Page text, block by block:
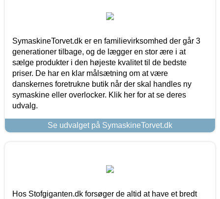
SymaskineTorvet.dk er en familievirksomhed der går 3
generationer tilbage, og de lægger en stor ære i at
sælge produkter i den højeste kvalitet til de bedste
priser. De har en klar målsætning om at være
danskernes foretrukne butik når der skal handles ny
symaskine eller overlocker. Klik her for at se deres
udvalg.
Se udvalget på SymaskineTorvet.dk
Hos Stofgiganten.dk forsøger de altid at have et bredt